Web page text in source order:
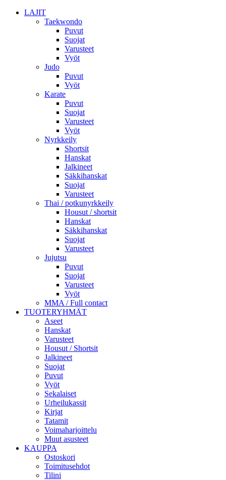
LAJIT
Taekwondo
Puvut
Suojat
Varusteet
Vyöt
Judo
Puvut
Vyöt
Karate
Puvut
Suojat
Varusteet
Vyöt
Nyrkkeily
Shortsit
Hanskat
Jalkineet
Säkkihanskat
Suojat
Varusteet
Thai / potkunyrkkeily
Housut / shortsit
Hanskat
Säkkihanskat
Suojat
Varusteet
Jujutsu
Puvut
Suojat
Varusteet
Vyöt
MMA / Full contact
TUOTERYHMÄT
Aseet
Hanskat
Varusteet
Housut / Shortsit
Jalkineet
Suojat
Puvut
Vyöt
Sekalaiset
Urheilukassit
Kirjat
Tatamit
Voimaharjoittelu
Muut asusteet
KAUPPA
Ostoskori
Toimitusehdot
Tilini